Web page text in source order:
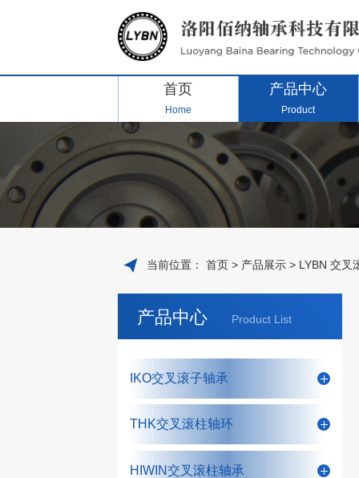
首页
Home
产品中心
Product
当前位置： 首页> 产品展示> LYBN 交叉
产品中心 Product List
IKO交叉滚子轴承
THK交叉滚柱轴环
HIWIN交叉滚柱轴承